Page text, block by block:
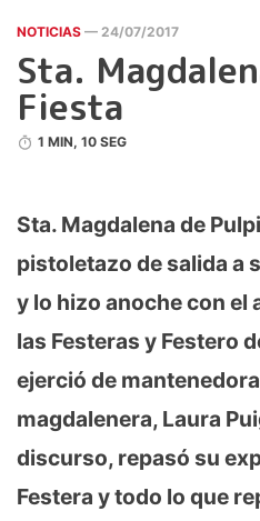
NOTICIAS — 24/07/2017
Sta.
Fiesta
1 MIN, 10 SEG
Sta. Magdalena de
pistoletazo de salida a
y lo hizo anoche con el
las Festeras y Festero
ejerció de
magdalenera, Laura
discurso, repasó su
Festera y todo lo que